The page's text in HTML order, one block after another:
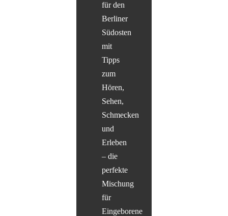
für den
Berliner
Südosten
mit
Tipps
zum
Hören,
Sehen,
Schmecken
und
Erleben
– die
perfekte
Mischung
für
Eingeborene